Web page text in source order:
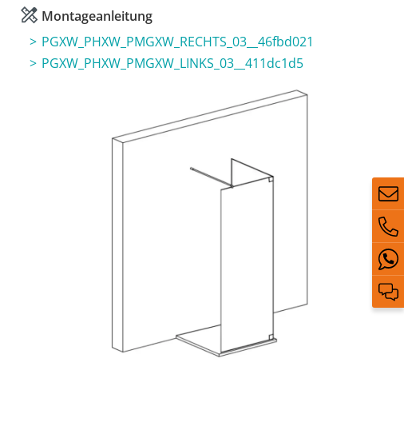
Montageanleitung
PGXW_PHXW_PMGXW_RECHTS_03__46fbd021
PGXW_PHXW_PMGXW_LINKS_03__411dc1d5